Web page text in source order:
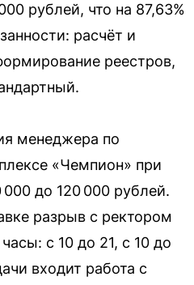
рублей, что на 87,63%
расчёт и
реестров,
менеджера по
«Чемпион» при
000 до 120 000 рублей.
разрыв с ректором
с 10 до 21, с 10 до
входит работа с